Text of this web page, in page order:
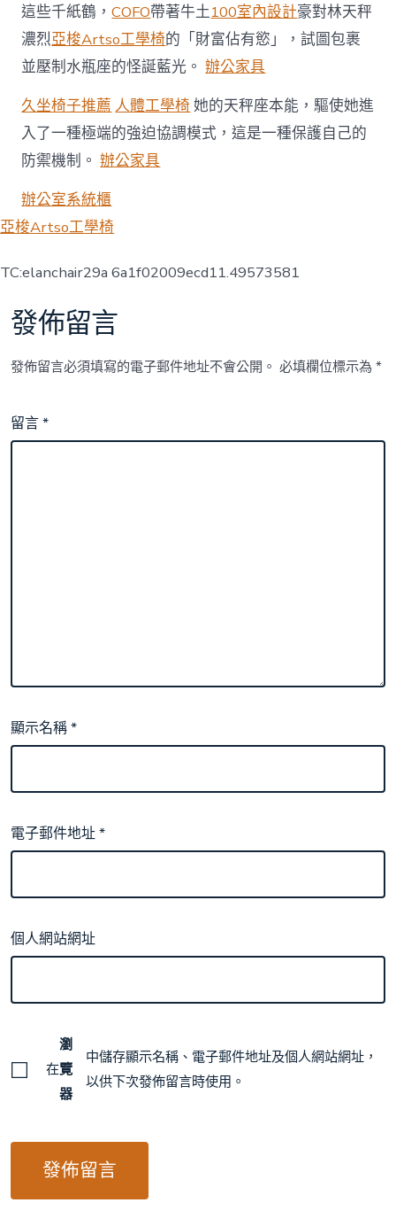
這些千紙鶴，COFO帶著牛土100室內設計豪對林天秤
濃烈亞梭Artso工學椅的「財富佔有慾」，試圖包裹
並壓制水瓶座的怪誕藍光。辦公家具
久坐椅子推薦 人體工學椅 她的天秤座本能，驅使她進
入了一種極端的強迫協調模式，這是一種保護自己的
防禦機制。辦公家具
辦公室系統櫃
亞梭Artso工學椅
TC:elanchair29a 6a1f02009ecd11.49573581
發佈留言
發佈留言必須填寫的電子郵件地址不會公開。 必填欄位標示為*
留言*
顯示名稱*
電子郵件地址*
個人網站網址
在
瀏
覽
器
中儲存顯示名稱、電子郵件地址及個人網站網址，
以供下次發佈留言時使用。